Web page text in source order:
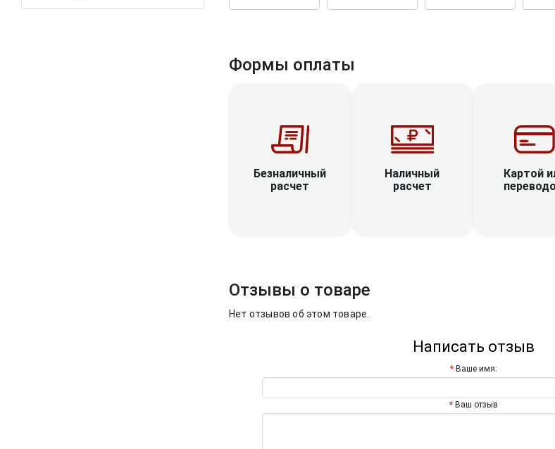
Формы оплаты
Безналичный
расчет
Наличный
расчет
Картой
Отзывы о товаре
Нет отзывов об этом товаре.
Написать отзыв
Ваше имя:
Ваш отзыв